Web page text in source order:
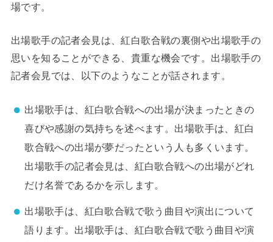
場です。
出場歌手の記者会見は、紅白歌合戦の裏側や出場歌手の
思いを知ることができる、貴重な機会です。出場歌手の
記者会見では、以下のようなことが話されます。
出場歌手は、紅白歌合戦への出場が決まったときの
喜びや感謝の気持ちを述べます。出場歌手は、紅白
歌合戦への出場が夢だったという人も多くいます。
出場歌手の記者会見は、紅白歌合戦への出場がどれ
だけ名誉であるかを示します。
出場歌手は、紅白歌合戦で歌う曲目や演出について
語ります。出場歌手は、紅白歌合戦で歌う曲目や演